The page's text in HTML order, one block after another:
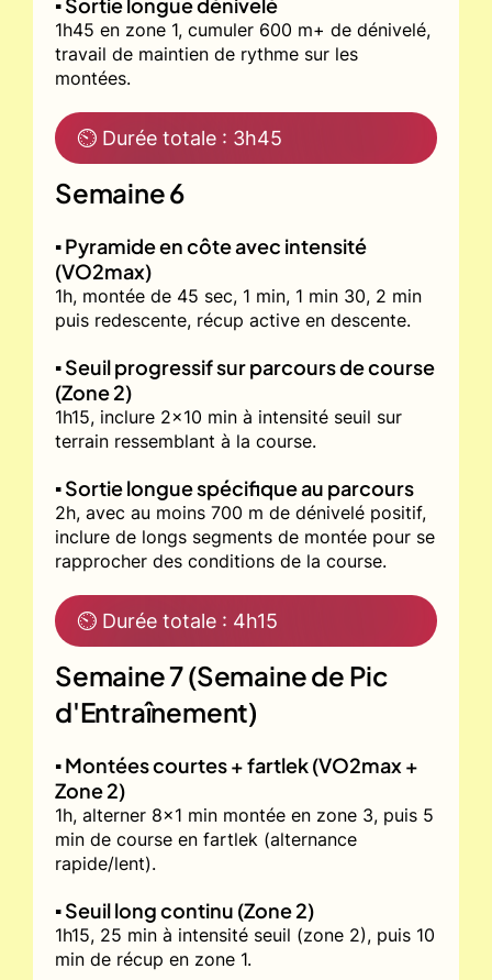
▪️ Sortie longue dénivelé
1h45 en zone 1, cumuler 600 m+ de dénivelé,
travail de maintien de rythme sur les
montées.
⏲ Durée totale : 3h45
Semaine 6
▪️ Pyramide en côte avec intensité
(VO2max)
1h, montée de 45 sec, 1 min, 1 min 30, 2 min
puis redescente, récup active en descente.
▪️ Seuil progressif sur parcours de course
(Zone 2)
1h15, inclure 2x10 min à intensité seuil sur
terrain ressemblant à la course.
▪️ Sortie longue spécifique au parcours
2h, avec au moins 700 m de dénivelé positif,
inclure de longs segments de montée pour se
rapprocher des conditions de la course.
⏲ Durée totale : 4h15
Semaine 7 (Semaine de Pic
d'Entraînement)
▪️ Montées courtes + fartlek (VO2max +
Zone 2)
1h, alterner 8x1 min montée en zone 3, puis 5
min de course en fartlek (alternance
rapide/lent).
▪️ Seuil long continu (Zone 2)
1h15, 25 min à intensité seuil (zone 2), puis 10
min de récup en zone 1.